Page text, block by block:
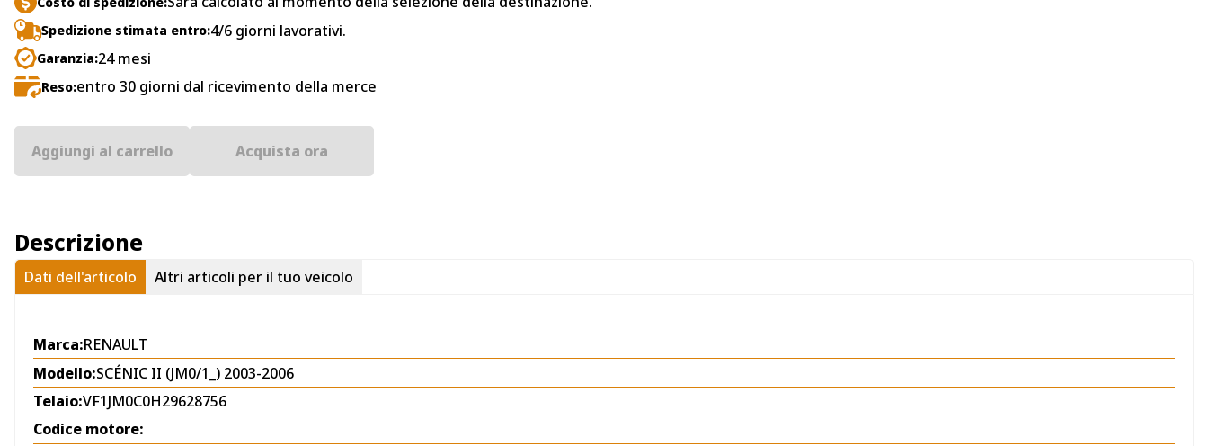
Spedizione stimata entro:4/6 giorni lavorativi.
Garanzia:24 mesi
Reso:entro 30 giorni dal ricevimento della merce
Aggiungi al carrello Acquista ora
Descrizione
Dati dell'articolo Altri articoli per il tuo veicolo
Marca:RENAULT
Modello:SCÉNIC II (JM0/1_) 2003-2006
Telaio:VF1JM0C0H29628756
Codice motore: